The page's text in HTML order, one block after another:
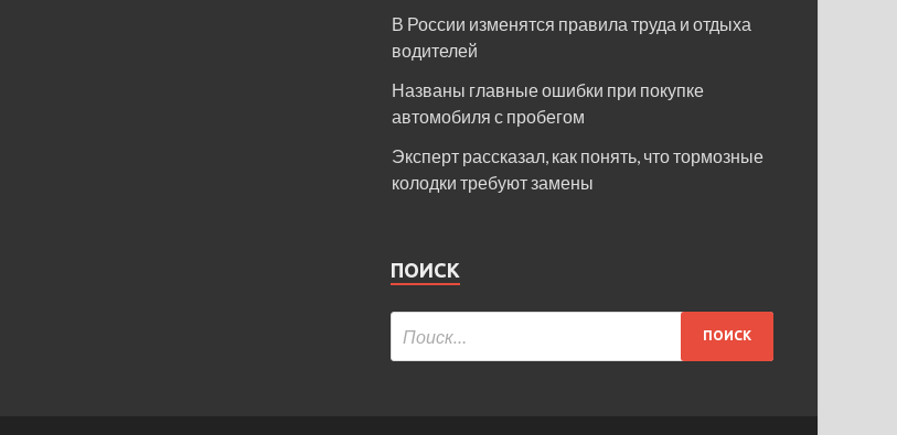
В России изменятся правила труда и отдыха
водителей
Названы главные ошибки при покупке
автомобиля с пробегом
Эксперт рассказал, как понять, что тормозные
колодки требуют замены
ПОИСК